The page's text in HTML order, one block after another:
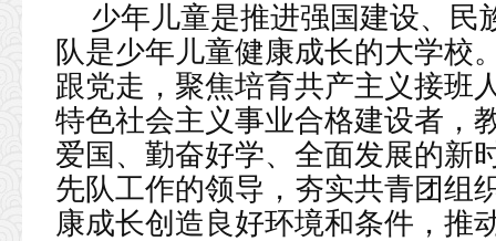
少年儿童是推进强国建设、民
队是少年儿童健康成长的大学校
跟党走，聚焦培育共产主义接班
特色社会主义事业合格建设者，
爱国、勤奋好学、全面发展的新
先队工作的领导，夯实共青团组
康成长创造良好环境和条件，推